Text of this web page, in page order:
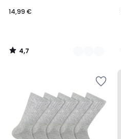
14,99 €
4,7
/